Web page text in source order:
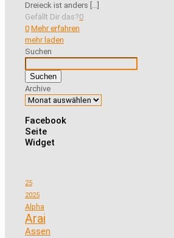
Dreieck ist anders […]
Gefällt Dir das?0
0 Mehr erfahren
mehr laden
Suchen
Suchen
Archive
Facebook
Seite
Widget
25
2025
Alpha
Arai
Assen